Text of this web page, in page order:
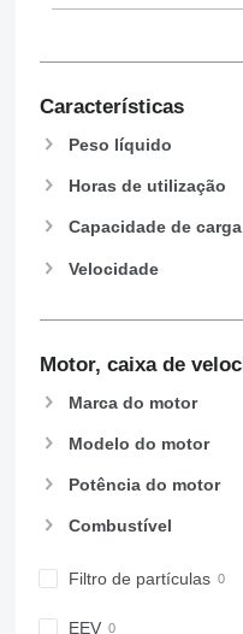
589
907
910
914
926
938
955
962
966
973
980
Características
Peso líquido
Horas de utilização
Capacidade de carga
Velocidade
Motor, caixa de
Marca do motor
Modelo do motor
Potência do motor
Combustível
Filtro de partículas
EEV